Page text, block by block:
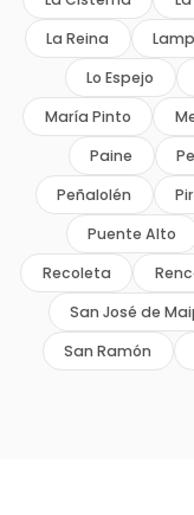
La Reina
Lo Espejo
María Pinto
Paine
Peñalolén
Puente Alto
Recoleta
San José de
San Ramón